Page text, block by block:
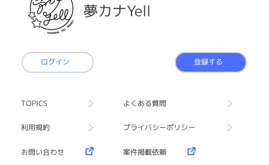
夢カナYell
ログイン 登録する
TOPICS よくある質問
利用規約 プライバシーポリシー
お問い合わせ 案件掲載依頼